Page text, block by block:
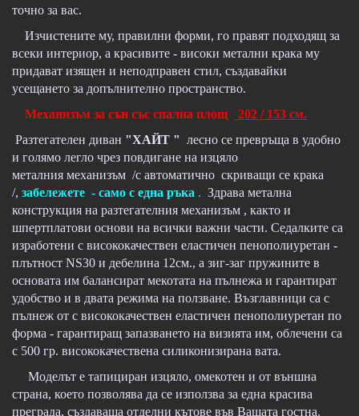
точно за вас.
Изчистените му, правилни форми, го правят подходящ за
всеки интериор, а красивите - високи метални крака му
придават изящен и неподправен стил, създавайки
усещането за допълнително пространство.
Механизъм за сън със спална площ
202 / 153 см.
Разтегателен диван "ХАЙТ " лесно се превръща в удобно
и голямо легло чрез повдигане на изцяло
металния механизъм /с автоматично скриващи се крака
/, забележете - само с една ръка . Здрава метална
конструкция на разтегателния механизъм , както и
шпертплатови основи на всички важни части. Седалките са
изработени с висококачествен еластичен пенополиуретан -
плътност NS30 и дебелина 12см., а зиг-заг пружините в
основата им балансират мекотата на пълнежа и гарантират
удобство и в двата режима на ползване. Възглавници са с
пълнеж от с висококачествен еластичен пенополиуретан по
форма - гарантиращ запазването на визията им, облечени са
с 500 гр. висококачествена силиконизирана вата.
Моделът е тапициран изцяло, омекотен и от външна
страна, което позволява да се използва за една красива
преграда, създаваща отделни кътове във Вашата гостна.